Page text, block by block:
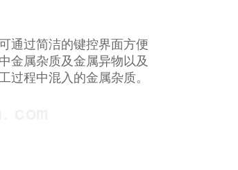
通过简洁的键控界面方便
金属杂质及金属异物以及
过程中混入的金属杂质。